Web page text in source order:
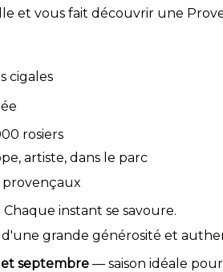
et vous fait découvrir une
cigales
rosiers
artiste, dans le parc
provençaux
Chaque instant se savoure.
d'une grande générosité et
septembre— saison idéale